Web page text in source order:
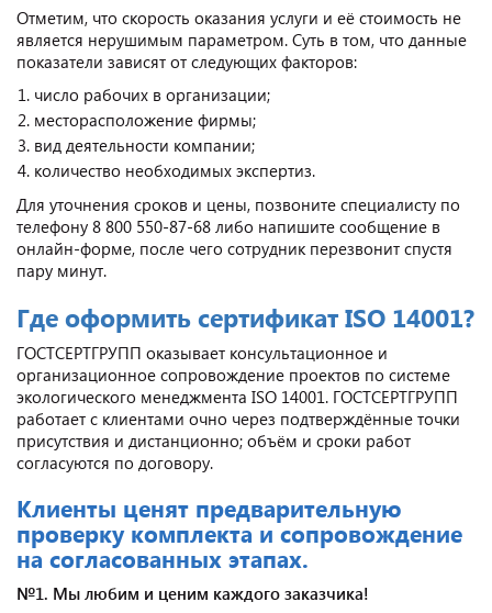
Отметим, что скорость оказания услуги и её стоимость не
является нерушимым параметром. Суть в том, что данные
показатели зависят от следующих факторов:
число рабочих в организации;
месторасположение фирмы;
вид деятельности компании;
количество необходимых экспертиз.
Для уточнения сроков и цены, позвоните специалисту по
телефону 8 800 550-87-68 либо напишите сообщение в
онлайн-форме, после чего сотрудник перезвонит спустя
пару минут.
Где оформить сертификат ISO 14001?
ГОСТСЕРТГРУПП оказывает консультационное и
организационное сопровождение проектов по системе
экологического менеджмента ISO 14001. ГОСТСЕРТГРУПП
работает с клиентами очно через подтверждённые точки
присутствия и дистанционно; объём и сроки работ
согласуются по договору.
Клиенты ценят предварительную
проверку комплекта и сопровождение
на согласованных этапах.
№1. Мы любим и ценим каждого заказчика!